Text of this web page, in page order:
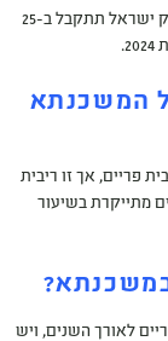
החלטת הריבית הבאה בבנק ישראל תתקבל ב-25
המשכנתא
פריים, אך זו ריבית
מתייקרת בשיעור
לאורך השנים, ויש